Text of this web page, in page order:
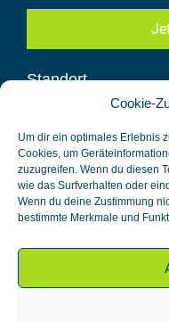
Cookie-
Um dir ein optimales Erlebnis
Cookies, um
zuzugreifen. Wenn du diesen
wie das Surfverhalten oder
Wenn du deine Zustimmung
bestimmte Merkmale und
Standort
CARALUX GmbH
Im Rittergut 1-10
04519 Rackwitz /
bei Leipzig
von 8 bis 17 Uhr